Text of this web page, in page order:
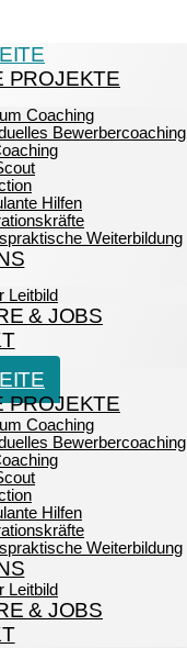
PROJEKTE
Coaching
Bewerbercoaching
Hilfen
Weiterbildung
Leitbild
& JOBS
PROJEKTE
Coaching
Bewerbercoaching
Hilfen
Weiterbildung
Leitbild
& JOBS